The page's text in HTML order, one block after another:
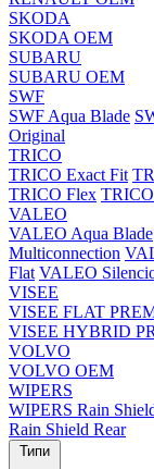
SKODA
SKODA OEM
SUBARU
SUBARU OEM
SWF
SWF Aqua Blade
Original
TRICO
TRICO Exact Fit
TRICO Flex
VALEO
VALEO Aqua Blade
Multiconnection
Flat VALEO
VISEE
VISEE FLAT
VISEE HYBRID
VOLVO
VOLVO OEM
WIPERS
WIPERS Rain
Rain Shield Rear
Типи